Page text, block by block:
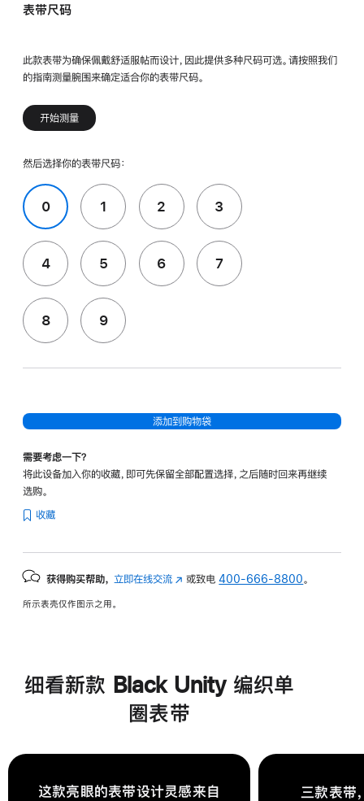
表带尺码
此款表带为确保佩戴舒适服帖而设计，因此提供多种尺码可选。请按照我们
的指南测量腕围来确定适合你的表带尺码。
开始测量
然后选择你的表带尺码：
0 1 2 3
4 5 6 7
8 9
添加到购物袋
需要考虑一下？
将此设备加入你的收藏，即可先保留全部配置选择，之后随时回来再继续
选购。
收藏
获得购买帮助， 立即在线交流 (在 或致电400-666-8800 。
所示表壳仅作图示之用。
细看新款 Black Unity 编织单
圈表带
这款亮眼的表带设计灵感来自
三款表带